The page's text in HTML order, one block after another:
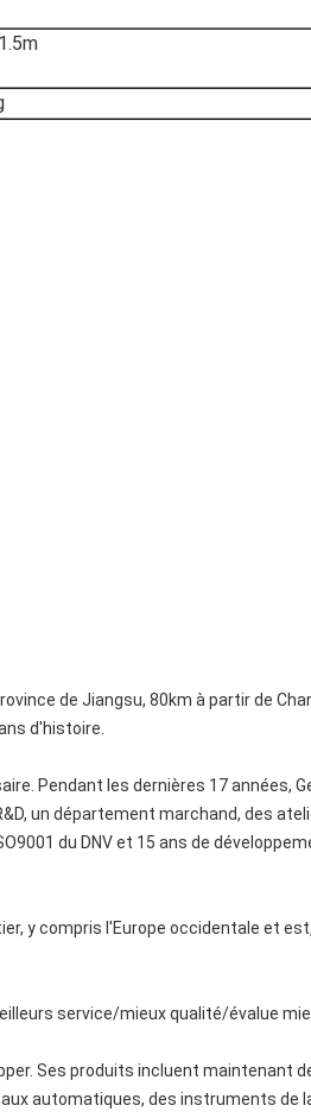
de Jiangsu, 80km à partir de
d'histoire.
Pendant les dernières 17 années,
un département marchand, des
du DNV et 15 ans de
y compris l'Europe occidentale et
service/mieux qualité/évalue
Ses produits incluent maintenant
automatiques, des instruments de